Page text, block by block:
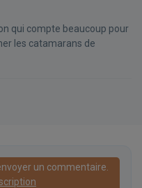
qui compte beaucoup pour
les catamarans de
un commentaire.